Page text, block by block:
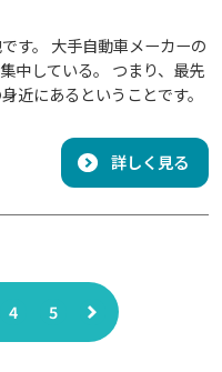
す。 大手自動車メーカーの
中している。 つまり、最先
近にあるということです。
詳しく見る
4 5